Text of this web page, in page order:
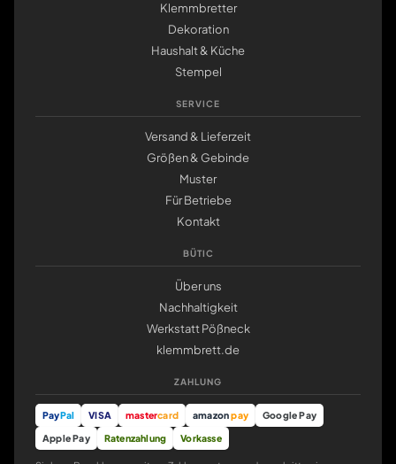
Klemmbretter
Dekoration
Haushalt & Küche
Stempel
SERVICE
Versand & Lieferzeit
Größen & Gebinde
Muster
Für Betriebe
Kontakt
BÜTIC
Über uns
Nachhaltigkeit
Werkstatt Pößneck
klemmbrett.de
ZAHLUNG
PayPal VISA mastercard amazonpay
Google Pay
Apple Pay
Ratenzahlung Vorkasse